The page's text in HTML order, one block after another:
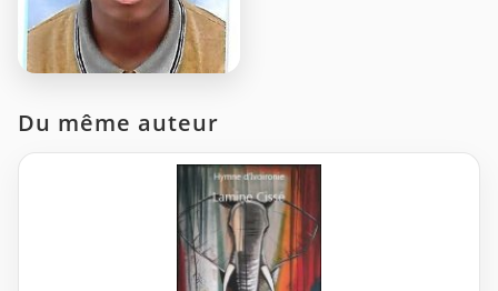
Du même auteur